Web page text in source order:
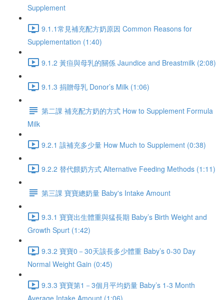
Supplement
9.1.1常見補充配方奶原因 Common Reasons for
Supplementation (1:40)
9.1.2 黃疸與母乳的關係 Jaundice and Breastmilk (2:08)
9.1.3 捐贈母乳 Donor’s Milk (1:06)
第二課 補充配方奶的方式 How to Supplement Formula
Milk
9.2.1 該補充多少量 How Much to Supplement (0:38)
9.2.2 替代餵奶方式 Alternative Feeding Methods (1:11)
第三課 寶寶總奶量 Baby's Intake Amount
9.3.1 寶寶出生體重與猛長期 Baby’s Birth Weight and
Growth Spurt (1:42)
9.3.2 寶寶0－30天該長多少體重 Baby’s 0-30 Day
Normal Weight Gain (0:45)
9.3.3 寶寶第1－3個月平均奶量 Baby’s 1-3 Month
Average Intake Amount (1:06)